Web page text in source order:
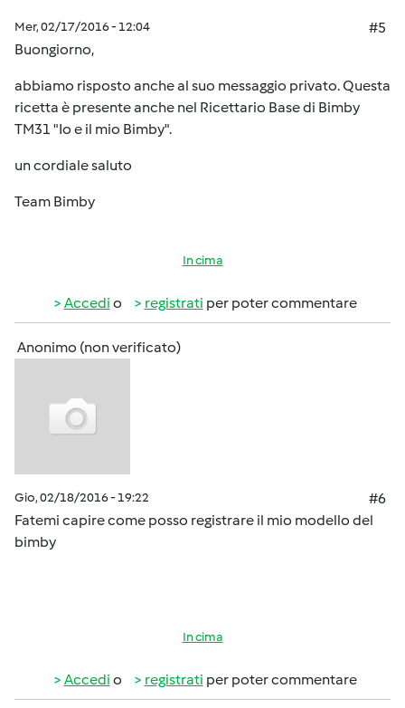
Mer, 02/17/2016 - 12:04
#5
Buongiorno,
abbiamo risposto anche al suo messaggio privato. Questa
ricetta è presente anche nel Ricettario Base di Bimby
TM31 "Io e il mio Bimby".
un cordiale saluto
Team Bimby
In cima
Accedi o registrati per poter commentare
Anonimo (non verificato)
Gio, 02/18/2016 - 19:22
#6
Fatemi capire come posso registrare il mio modello del
bimby
In cima
Accedi o registrati per poter commentare